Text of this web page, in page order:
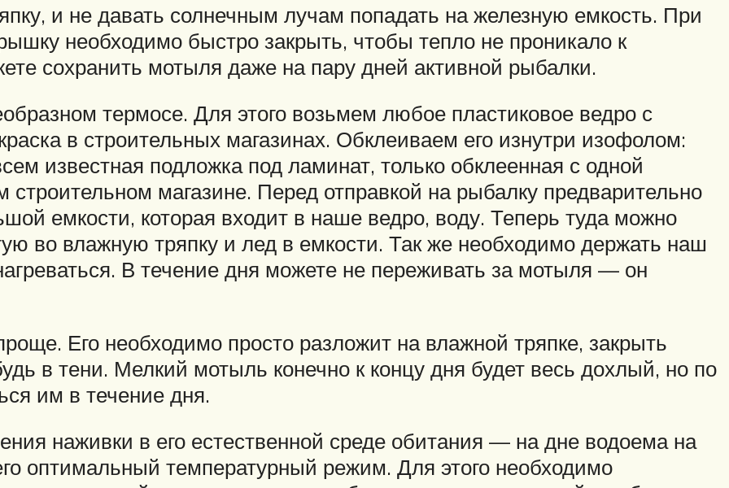
и не давать солнечным лучам попадать на железную емкость. При
необходимо быстро закрыть, чтобы тепло не проникало к
сохранить мотыля даже на пару дней активной рыбалки.
термосе. Для этого возьмем любое пластиковое ведро с
в строительных магазинах. Обклеиваем его изнутри изофолом:
известная подложка под ламинат, только обклеенная с одной
магазине. Перед отправкой на рыбалку предварительно
емкости, которая входит в наше ведро, воду. Теперь туда можно
во влажную тряпку и лед в емкости. Так же необходимо держать наш
В течение дня можете не переживать за мотыля — он
Его необходимо просто разложит на влажной тряпке, закрыть
в тени. Мелкий мотыль конечно к концу дня будет весь дохлый, но по
им в течение дня.
наживки в его естественной среде обитания — на дне водоема на
оптимальный температурный режим. Для этого необходимо